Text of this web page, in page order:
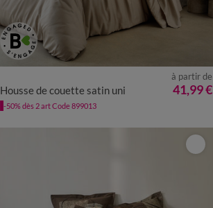
Housse de couette satin uni
à partir de
41,99 €
-50% dès 2 art Code 899013